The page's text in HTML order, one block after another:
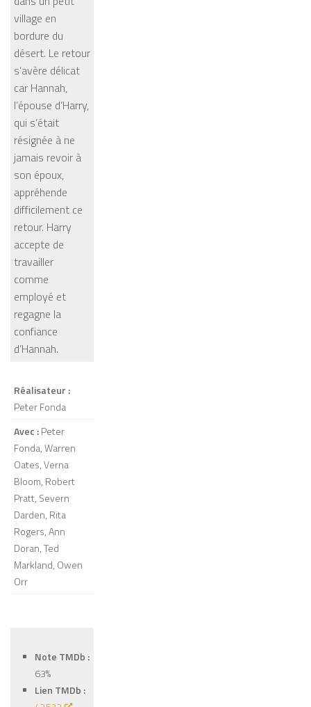
village en
bordure du
désert. Le retour
s’avère délicat
car Hannah,
l’épouse d’Harry,
qui s’était
résignée à ne
jamais revoir à
son époux,
appréhende
difficilement ce
retour. Harry
accepte de
travailler
comme
employé et
regagne la
confiance
d’Hannah.
Réalisateur :
Peter Fonda
Avec :Peter
Fonda, Warren
Oates, Verna
Bloom, Robert
Pratt, Severn
Darden, Rita
Rogers, Ann
Doran, Ted
Markland, Owen
Orr
Note TMDb :
63%
Lien TMDb :